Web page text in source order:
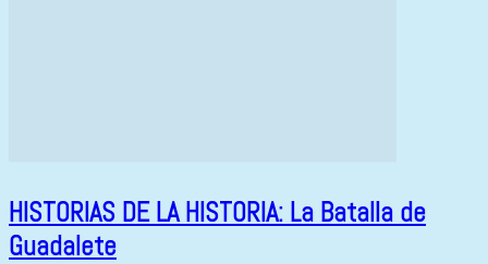
HISTORIAS DE LA HISTORIA: La Batalla de
Guadalete